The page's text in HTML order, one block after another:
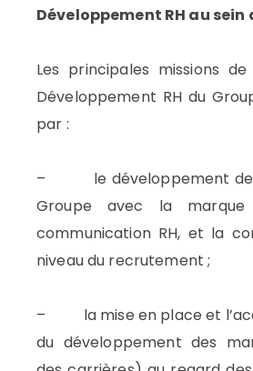
Développement RH au sein
Les principales missions
Développement RH du
par :
– le développement de
Groupe avec la marque
communication RH, et la
niveau du recrutement ;
– la mise en place et
du développement des